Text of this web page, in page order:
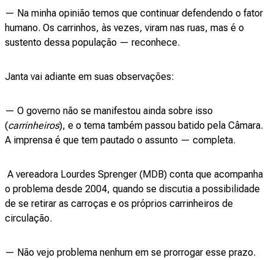
— Na minha opinião temos que continuar defendendo o fator
humano. Os carrinhos, às vezes, viram nas ruas, mas é o
sustento dessa população — reconhece.
Janta vai adiante em suas observações:
— O governo não se manifestou ainda sobre isso
(carrinheiros), e o tema também passou batido pela Câmara.
A imprensa é que tem pautado o assunto — completa.
A vereadora Lourdes Sprenger (MDB) conta que acompanha
o problema desde 2004, quando se discutia a possibilidade
de se retirar as carroças e os próprios carrinheiros de
circulação.
— Não vejo problema nenhum em se prorrogar esse prazo.